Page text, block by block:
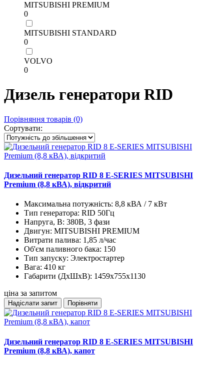
MITSUBISHI PREMIUM
0
MITSUBISHI STANDARD
0
VOLVO
0
Дизель генератори RID
Порівняння товарів (0)
Сортувати:
Дизельний генератор RID 8 E-SERIES MITSUBISHI
Premium (8,8 кВА), відкритий
Максимальна потужність: 8,8 кВА / 7 кВт
Тип генератора: RID 50Гц
Напруга, В: 380В, 3 фази
Двигун: MITSUBISHI PREMIUM
Витрати палива: 1,85 л/час
Об'єм паливного бака: 150
Тип запуску: Электростартер
Вага: 410 кг
Габарити (ДхШхВ): 1459x755x1130
ціна за запитом
Надіслати запит Порівняти
Дизельний генератор RID 8 E-SERIES MITSUBISHI
Premium (8,8 кВА), капот